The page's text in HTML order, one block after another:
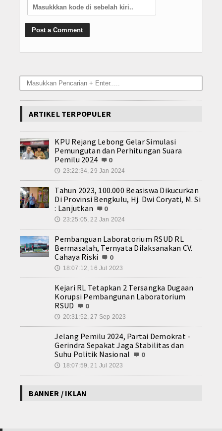
ARTIKEL TERPOPULER
KPU Rejang Lebong Gelar Simulasi
Pemungutan dan Perhitungan Suara
Pemilu 2024
0
🕔 23:22:34, 29 Jan 2024
Tahun 2023, 100.000 Beasiswa Dikucurkan
Di Provinsi Bengkulu, Hj. Dwi Coryati, M. Si
: Lanjutkan
0
🕔 23:25:05, 22 Jan 2024
Pembanguan Laboratorium RSUD RL
Bermasalah, Ternyata Dilaksanakan CV.
Cahaya Riski
0
🕔 18:07:12, 16 Jul 2023
Kejari RL Tetapkan 2 Tersangka Dugaan
Korupsi Pembangunan Laboratorium
RSUD
0
🕔 20:31:52, 27 Sep 2023
Jelang Pemilu 2024, Partai Demokrat -
Gerindra Sepakat Jaga Stabilitas dan
Suhu Politik Nasional
0
🕔 18:07:59, 21 Jul 2023
BANNER / IKLAN